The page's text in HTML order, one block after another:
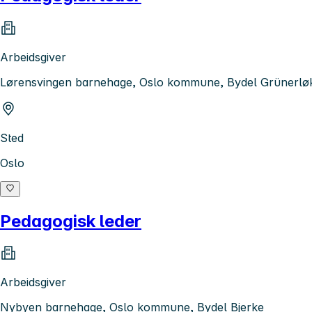
Arbeidsgiver
Lørensvingen barnehage, Oslo kommune, Bydel
Sted
Oslo
Pedagogisk leder
Arbeidsgiver
Nybyen barnehage, Oslo kommune, Bydel Bjerke